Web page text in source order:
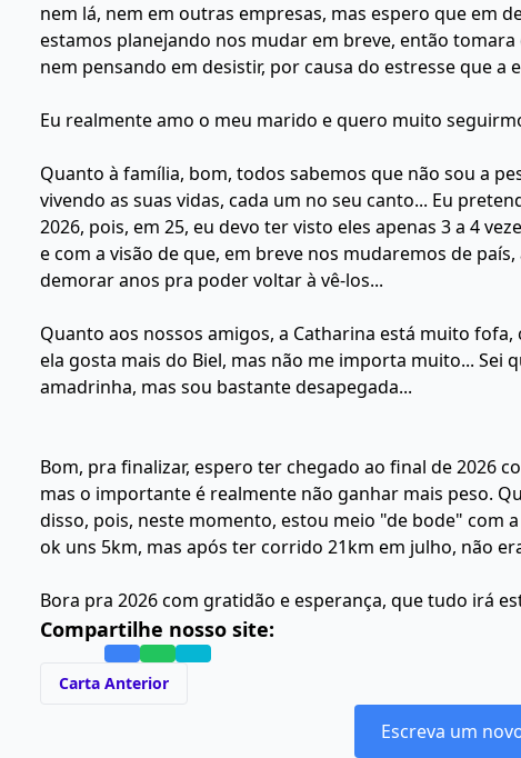
nem lá, nem em outras empresas, mas espero que em
estamos planejando nos mudar em breve, então
nem pensando em desistir, por causa do estresse que a
Eu realmente amo o meu marido e quero muito
Quanto à família, bom, todos sabemos que não sou a
vivendo as suas vidas, cada um no seu canto... Eu
2026, pois, em 25, eu devo ter visto eles apenas 3 a 4
e com a visão de que, em breve nos mudaremos de
demorar anos pra poder voltar à vê-los...
Quanto aos nossos amigos, a Catharina está muito
ela gosta mais do Biel, mas não me importa muito... Sei
amadrinha, mas sou bastante desapegada...
Bom, pra finalizar, espero ter chegado ao final de 2026
mas o importante é realmente não ganhar mais peso.
disso, pois, neste momento, estou meio "de bode" com
ok uns 5km, mas após ter corrido 21km em julho, não
Bora pra 2026 com gratidão e esperança, que tudo irá
Compartilhe nosso site:
Carta Anterior
Escreva um